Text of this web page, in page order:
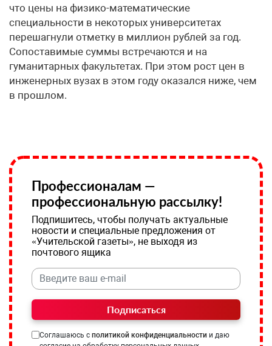
что цены на физико-математические
специальности в некоторых университетах
перешагнули отметку в миллион рублей за год.
Сопоставимые суммы встречаются и на
гуманитарных факультетах. При этом рост цен в
инженерных вузах в этом году оказался ниже, чем
в прошлом.
Профессионалам —
профессиональную рассылку!
Подпишитесь, чтобы получать актуальные
новости и специальные предложения от
«Учительской газеты», не выходя из
почтового ящика
Подписаться
Соглашаюсь с политикой конфиденциальности и даю